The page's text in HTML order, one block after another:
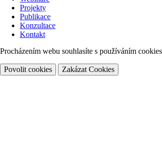
Projekty
Publikace
Konzultace
Kontakt
Procházením webu souhlasíte s používáním
Povolit cookies Zakázat Cookies